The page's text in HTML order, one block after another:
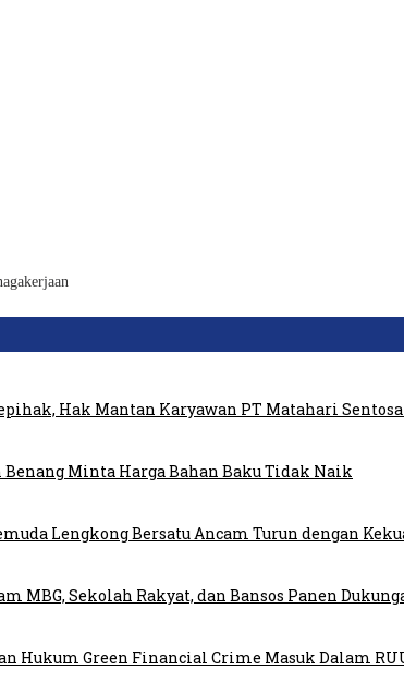
Hak Mantan Karyawan PT Matahari Sentosa
Minta Harga Bahan Baku Tidak Naik
Lengkong Bersatu Ancam Turun dengan
MBG, Sekolah Rakyat, dan Bansos Panen
Hukum Green Financial Crime Masuk Dalam